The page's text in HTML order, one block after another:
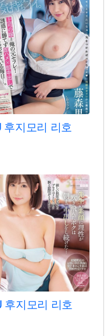
지모리 리호
후지모리 리호